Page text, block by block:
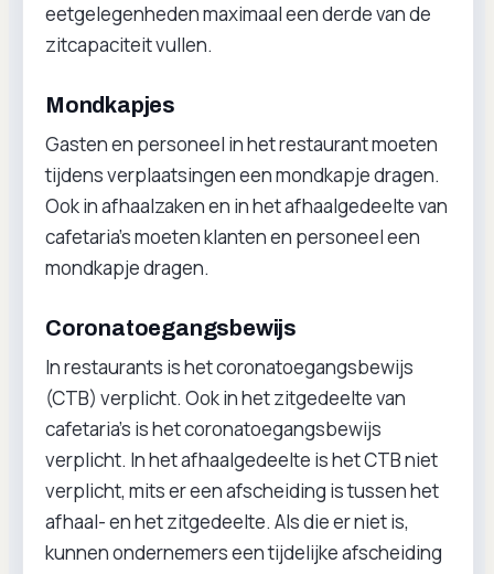
eetgelegenheden maximaal een derde van de
zitcapaciteit vullen.
Mondkapjes
Gasten en personeel in het restaurant moeten
tijdens verplaatsingen een mondkapje dragen.
Ook in afhaalzaken en in het afhaalgedeelte van
cafetaria’s moeten klanten en personeel een
mondkapje dragen.
Coronatoegangsbewijs
In restaurants is het coronatoegangsbewijs
(CTB) verplicht. Ook in het zitgedeelte van
cafetaria’s is het coronatoegangsbewijs
verplicht. In het afhaalgedeelte is het CTB niet
verplicht, mits er een afscheiding is tussen het
afhaal- en het zitgedeelte. Als die er niet is,
kunnen ondernemers een tijdelijke afscheiding